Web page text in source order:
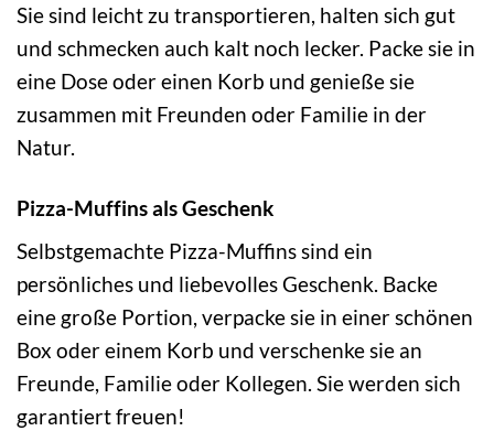
Sie sind leicht zu transportieren, halten sich gut
und schmecken auch kalt noch lecker. Packe sie in
eine Dose oder einen Korb und genieße sie
zusammen mit Freunden oder Familie in der
Natur.
Pizza-Muffins als Geschenk
Selbstgemachte Pizza-Muffins sind ein
persönliches und liebevolles Geschenk. Backe
eine große Portion, verpacke sie in einer schönen
Box oder einem Korb und verschenke sie an
Freunde, Familie oder Kollegen. Sie werden sich
garantiert freuen!